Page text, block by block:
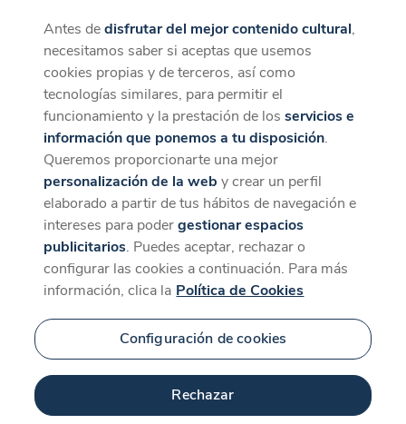
CaixaForum+
La mejor experiencia desde la App
Descargar
Antes dedisfrutar del mejor contenido cultural,
necesitamos saber si aceptas que usemos
cookies propias y de terceros, así como
tecnologías similares, para permitir el
funcionamiento y la prestación de losservicios e
información que ponemos a tu disposición.
Queremos proporcionarte una mejor
personalización de la web y crear un perfil
elaborado a partir de tus hábitos de navegación e
intereses para podergestionar espacios
publicitarios. Puedes aceptar, rechazar o
configurar las cookies a continuación. Para más
información, clica la Política de Cookies
Configuración de cookies
Rechazar